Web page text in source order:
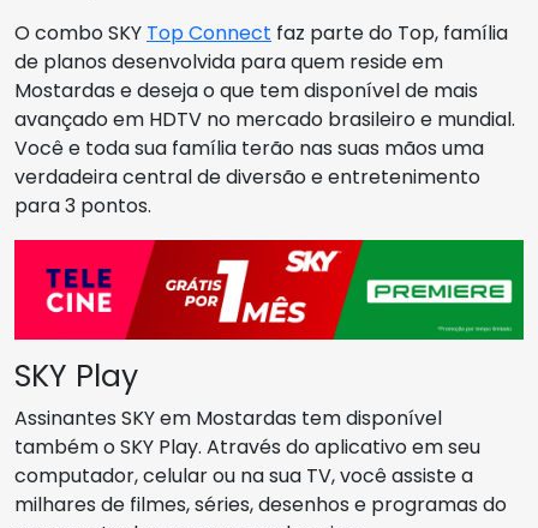
O combo SKY Top Connect faz parte do Top, família
de planos desenvolvida para quem reside em
Mostardas e deseja o que tem disponível de mais
avançado em HDTV no mercado brasileiro e mundial.
Você e toda sua família terão nas suas mãos uma
verdadeira central de diversão e entretenimento
para 3 pontos.
SKY Play
Assinantes SKY em Mostardas tem disponível
também o SKY Play. Através do aplicativo em seu
computador, celular ou na sua TV, você assiste a
milhares de filmes, séries, desenhos e programas do